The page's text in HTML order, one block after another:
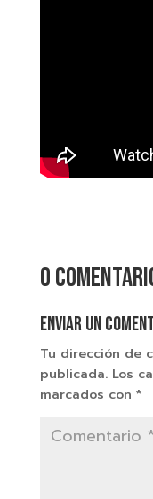
0
Enviar un
Tu dirección de
publicada. Los
marcados con *